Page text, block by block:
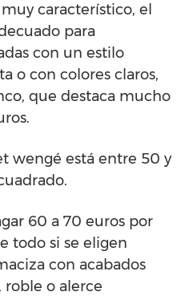
característico, el
para
con un estilo
o con colores claros,
que destaca mucho
wengé está entre 50 y
60 a 70 euros por
todo si se eligen
con acabados
roble o alerce